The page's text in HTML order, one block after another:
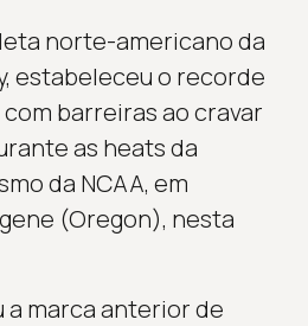
norte-americano da
estabeleceu o recorde
com barreiras ao cravar
as heats da
da NCAA, em
(Oregon), nesta
a marca anterior de